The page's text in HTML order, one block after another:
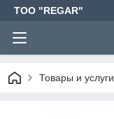
TOO "REGAR"
Товары и услуги